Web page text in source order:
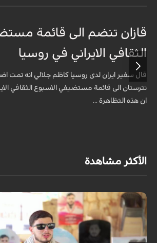
قازان تنضم الى قائمة
الثقافي الايراني في روسيا
قال سفير ايران لدى روسيا كاظم جلالي انه تمت
تترستان الى قائمة مستضيفي الاسبوع الثقافي
ان هذه التظاهرة ...
الأكثر مشاهدة